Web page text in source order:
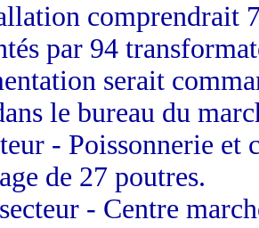
comprendrait
par 94
serait
le bureau du
- Poissonnerie
de 27 poutres.
- Centre